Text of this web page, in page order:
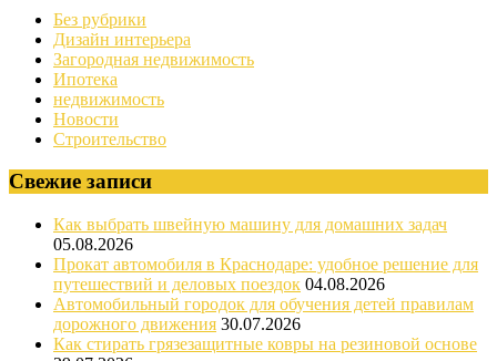
Без рубрики
Дизайн интерьера
Загородная недвижимость
Ипотека
недвижимость
Новости
Строительство
Свежие записи
Как выбрать швейную машину для домашних задач
05.08.2026
Прокат автомобиля в Краснодаре: удобное решение для
путешествий и деловых поездок 04.08.2026
Автомобильный городок для обучения детей правилам
дорожного движения 30.07.2026
Как стирать грязезащитные ковры на резиновой основе